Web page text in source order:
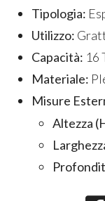
Tipologia:
Utilizzo:
Capacità: 16
Materiale:
Misure
Altezza